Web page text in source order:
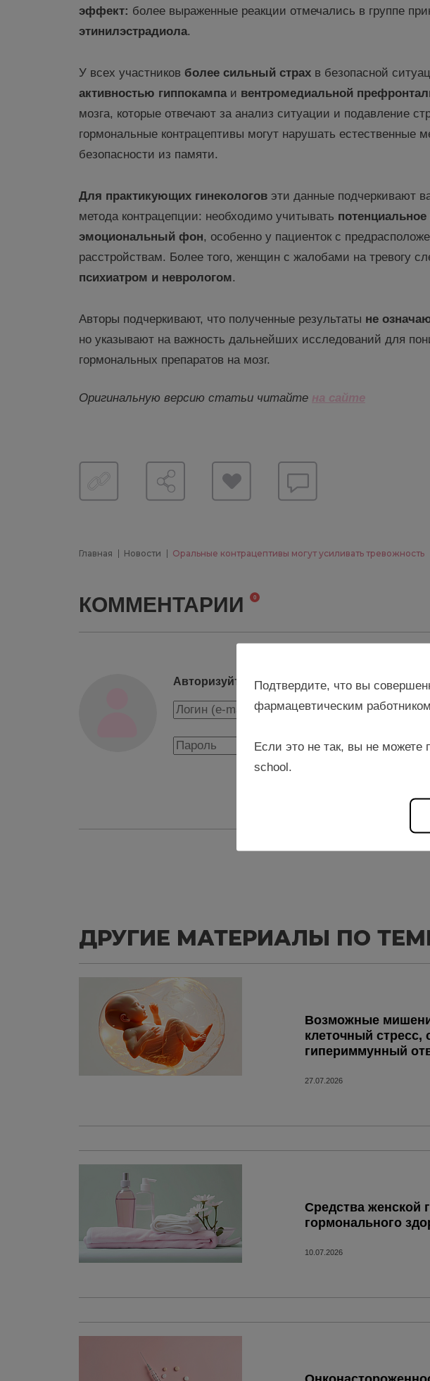
эффект: более выраженные реакции отмечались в группе
этинилэстрадиола.
У всех участников более сильный страх в безопасной
активностью гиппокампаи вентромедиальной
мозга, которые отвечают за анализ ситуации и подавление
гормональные контрацептивы могут нарушать естественные
безопасности из памяти.
Для практикующих гинекологов эти данные подчеркивают
метода контрацепции: необходимо учитывать потенциальное
эмоциональный фон, особенно у пациенток с
расстройствам. Более того, женщин с жалобами на тревогу
психиатром и неврологом.
Авторы подчеркивают, что полученные результаты не означа
но указывают на важность дальнейших исследований для
гормональных препаратов на мозг.
Оригинальную версию статьи читайте на сайте
Главная Новости Оральные контрацептивы могут усиливать тревожность
КОММЕНТАРИИ 0
Авторизуйтесь, чтобы оставить
ДРУГИЕ МАТЕРИАЛЫ ПО
Возможные
клеточный стресс,
гипериммунный
27.07.2026
Средства женской
гормонального
10.07.2026
Подтвердите, что вы
фармацевтическим
Если это не так, вы не можете
school.